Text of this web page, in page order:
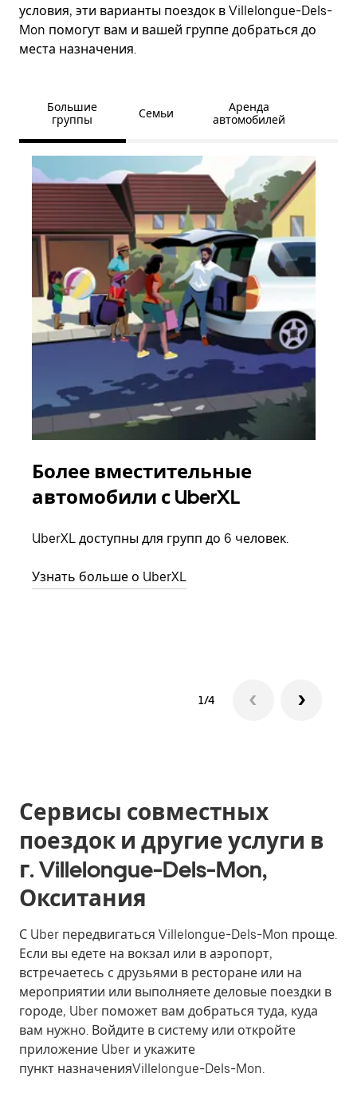
условия, эти варианты поездок в Villelongue-Dels-
Mon помогут вам и вашей группе добраться до
места назначения.
Большие
группы
Семьи
Аренда
автомобилей
Более вместительные
автомобили с UberXL
UberXL доступны для групп до 6 человек.
Узнать больше о UberXL
1/4
Сервисы совместных
поездок и другие услуги в
г. Villelongue-Dels-Mon,
Окситания
С Uber передвигаться Villelongue-Dels-Mon проще.
Если вы едете на вокзал или в аэропорт,
встречаетесь с друзьями в ресторане или на
мероприятии или выполняете деловые поездки в
городе, Uber поможет вам добраться туда, куда
вам нужно. Войдите в систему или откройте
приложение Uber и укажите
пункт назначенияVillelongue-Dels-Mon.